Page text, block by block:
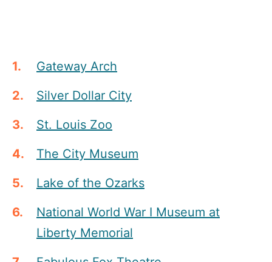
Gateway Arch
Silver Dollar City
St. Louis Zoo
The City Museum
Lake of the Ozarks
National World War I Museum at
Liberty Memorial